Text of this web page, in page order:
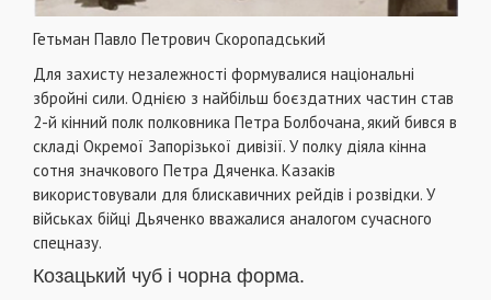
Гетьман Павло Петрович Скоропадський
Для захисту незалежності формувалися національні
збройні сили. Однією з найбільш боєздатних частин став
2-й кінний полк полковника Петра Болбочана, який бився в
складі Окремої Запорізької дивізії. У полку діяла кінна
сотня значкового Петра Дяченка. Казаків
використовували для блискавичних рейдів і розвідки. У
військах бійці Дьяченко вважалися аналогом сучасного
спецназу.
Козацький чуб і чорна форма.